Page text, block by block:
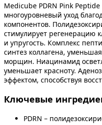
Medicube PDRN Pink
многоуровневый уход
компонентов.
стимулирует регенерацию
и упругость. Комплекс
синтез коллагена,
морщин. Ниацинамид
уменьшает красноту.
эффектом, способствуя
Ключевые
PDRN –